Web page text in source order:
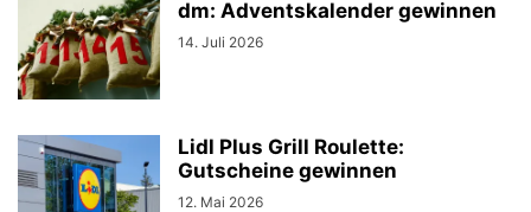
dm: Adventskalender gewinnen
14. Juli 2026
Lidl Plus Grill Roulette:
Gutscheine gewinnen
12. Mai 2026